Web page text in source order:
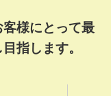
様にとって最
指します。